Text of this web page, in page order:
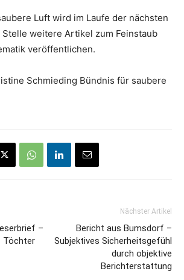
Luft wird im Laufe der nächsten
Stelle weitere Artikel zum Feinstaub
veröffentlichen.
Schmieding Bündnis für saubere
–
Töchter
Nächster Artikel
Bericht aus Bumsdorf –
Subjektives Sicherheitsgefühl
durch objektive
Berichterstattung